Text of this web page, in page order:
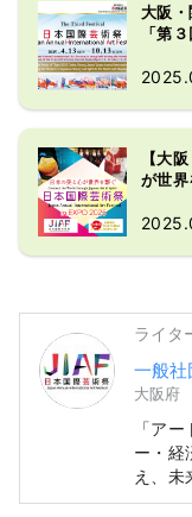
大阪
「第
【大
が世界
ライタ
一般社
大阪府
「ア
ー・経
え、未
国・地